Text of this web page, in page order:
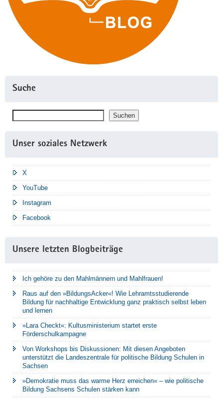
Suche
Suchen Suchen
Unser soziales Netzwerk
X
YouTube
Instagram
Facebook
Unsere letzten Blogbeiträge
Ich gehöre zu den Mahlmännern und Mahlfrauen!
Raus auf den »BildungsAcker«! Wie Lehramtsstudierende
Bildung für nachhaltige Entwicklung ganz praktisch selbst leben
und lernen
»Lara Checkt«: Kultusministerium startet erste
Förderschulkampagne
Von Workshops bis Diskussionen: Mit diesen Angeboten
unterstützt die Landeszentrale für politische Bildung Schulen in
Sachsen
»Demokratie muss das warme Herz erreichen« – wie politische
Bildung Sachsens Schulen stärken kann